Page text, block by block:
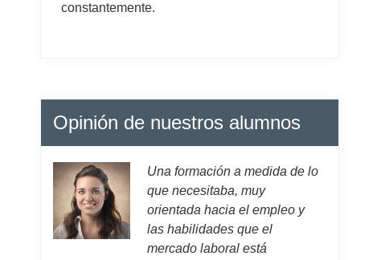
constantemente.
Opinión de nuestros alumnos
Una formación a medida de lo
que necesitaba, muy
orientada hacia el empleo y
las habilidades que el
mercado laboral está